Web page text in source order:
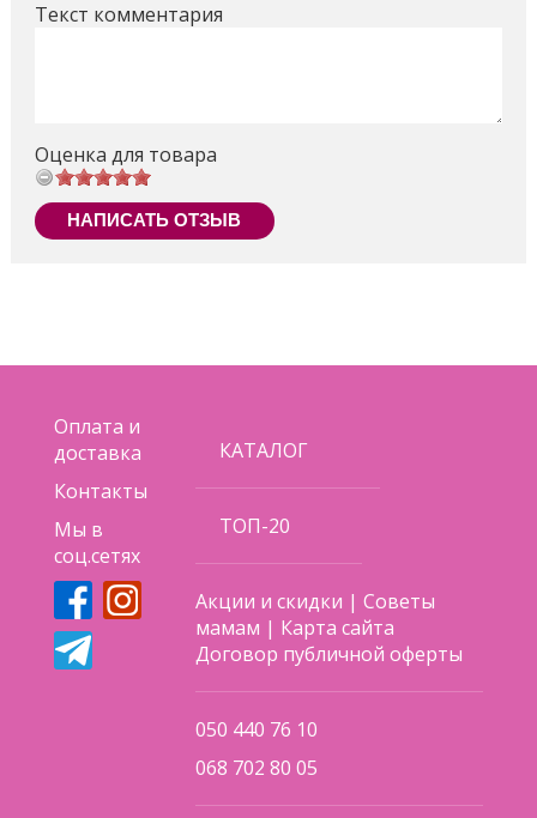
Текст комментария
Оценка для товара
НАПИСАТЬ ОТЗЫВ
Оплата и
доставка
Контакты
Мы в
соц.сетях
КАТАЛОГ
ТОП-20
Акции и скидки |Советы
мамам | Карта сайта
Договор публичной оферты
050 440 76 10
068 702 80 05